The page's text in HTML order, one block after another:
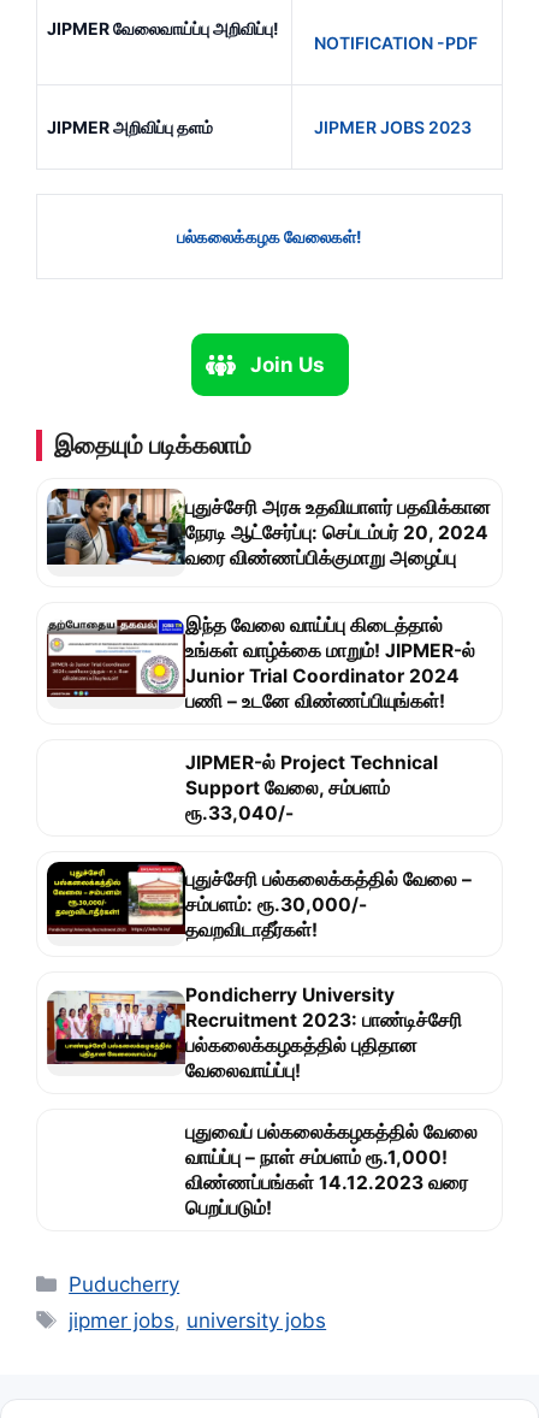
JIPMER வேலைவாய்ப்பு அறிவிப்பு!
NOTIFICATION -PDF
JIPMERஅறிவிப்புதளம் JIPMER JOBS 2023
பல்கலைக்கழக வேலைகள்!
Join Us
இதையும் படிக்கலாம்
புதுச்சேரி அரசு உதவியாளர் பதவிக்கான
நேரடி ஆட்சேர்ப்பு: செப்டம்பர் 20, 2024
வரை விண்ணப்பிக்குமாறு அழைப்பு
இந்த வேலை வாய்ப்பு கிடைத்தால்
உங்கள் வாழ்க்கை மாறும்! JIPMER-ல்
Junior Trial Coordinator 2024
பணி – உடனே விண்ணப்பியுங்கள்!
JIPMER-ல் Project Technical
Support வேலை, சம்பளம்
ரூ.33,040/-
புதுச்சேரி பல்கலைக்கத்தில் வேலை –
சம்பளம்: ரூ.30,000/-
தவறவிடாதீர்கள்!
Pondicherry University
Recruitment 2023: பாண்டிச்சேரி
பல்கலைக்கழகத்தில் புதிதான
வேலைவாய்ப்பு!
புதுவைப் பல்கலைக்கழகத்தில் வேலை
வாய்ப்பு – நாள் சம்பளம் ரூ.1,000!
விண்ணப்பங்கள் 14.12.2023 வரை
பெறப்படும்!
Categories
Puducherry
Tags
jipmer jobs, university jobs